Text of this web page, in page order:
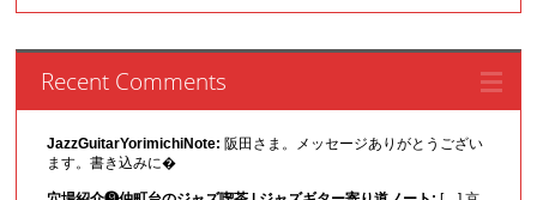
Recent Comments
JazzGuitarYorimichiNote: 阪田さま。メッセージありがとうござい
ます。書き込みに�